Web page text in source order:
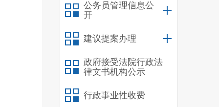
公务员管理信息公
开
建议提案办理
政府接受法院行政法
律文书机构公示
行政事业性收费